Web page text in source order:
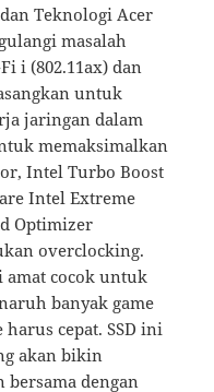
Teknologi Acer
masalah
i (802.11ax) dan
untuk
jaringan dalam
memaksimalkan
Intel Turbo Boost
Intel Extreme
Optimizer
overclocking.
amat cocok untuk
banyak game
cepat. SSD ini
akan bikin
dengan